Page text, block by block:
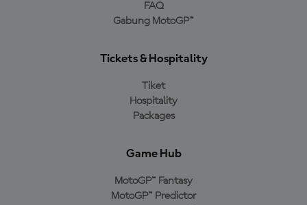
FAQ
Gabung MotoGP™
Tickets & Hospitality
Tiket
Hospitality
Packages
Game Hub
MotoGP™ Fantasy
MotoGP™ Predictor